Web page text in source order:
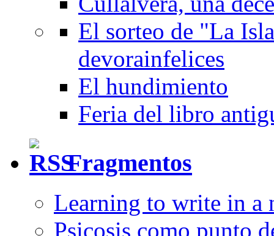
El sorteo de "La
devorainfelices
El hundimiento
Feria del libro
Fragmentos
Learning to write in a
Psicosis como punto